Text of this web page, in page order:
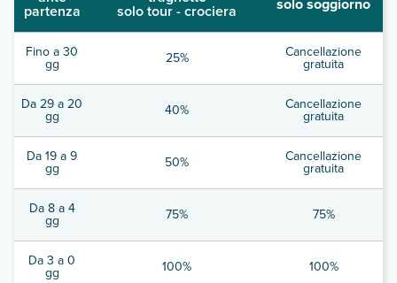
partenza solo tour - crociera
Fino a 30
gg 25% Cancellazione
gratuita
Da 29 a 20
gg 40% Cancellazione
gratuita
Da 19 a 9
gg 50% Cancellazione
gratuita
Da 8 a 4
gg 75% 75%
Da 3 a 0
gg 100% 100%